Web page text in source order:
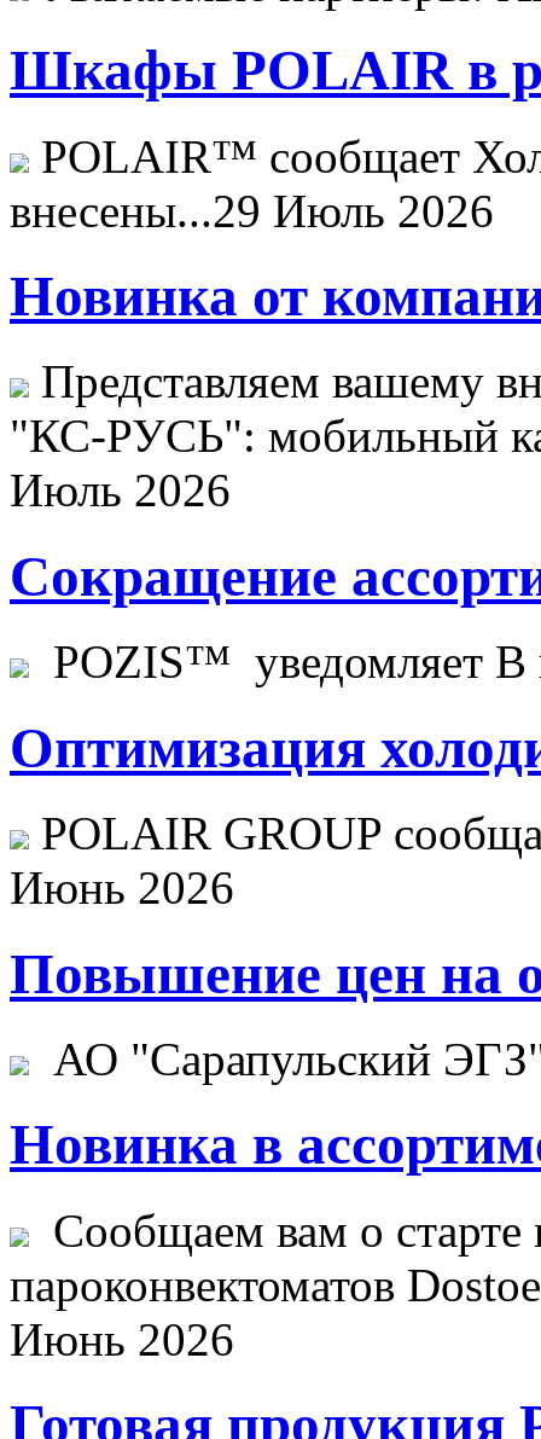
Шкафы POLAIR в
POLAIR™ сообщает
внесены...29 Июль 2026
Новинка от
Представляем вашему
"КС-РУСЬ": мобильный
Июль 2026
Сокращение
POZIS™ уведомляет В
Оптимизация
POLAIR GROUP
Июнь 2026
Повышение цен на
АО "Сарапульский
Новинка в
Сообщаем вам о старте
пароконвектоматов
Июнь 2026
Готовая продукция